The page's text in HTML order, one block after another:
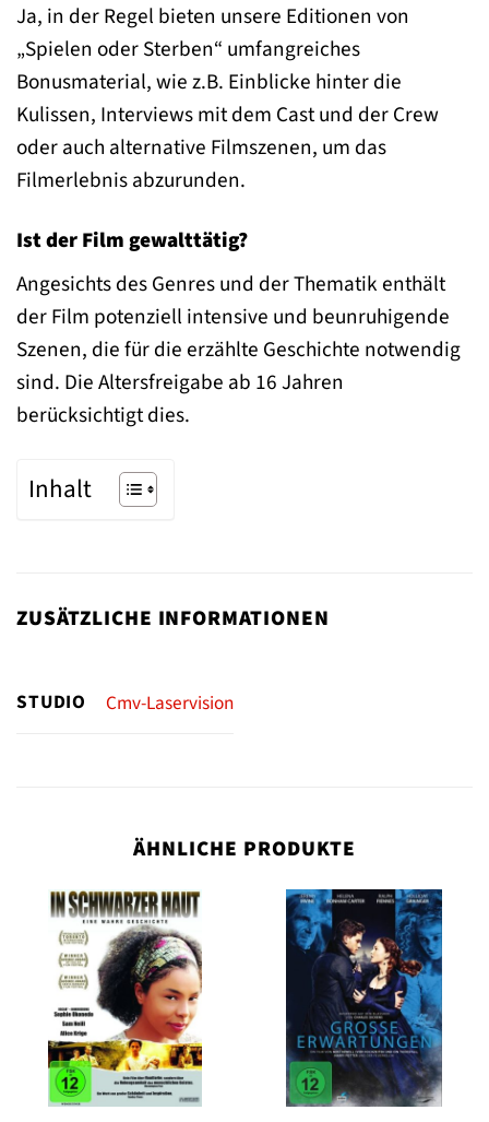
Ja, in der Regel bieten unsere Editionen von
„Spielen oder Sterben“ umfangreiches
Bonusmaterial, wie z.B. Einblicke hinter die
Kulissen, Interviews mit dem Cast und der Crew
oder auch alternative Filmszenen, um das
Filmerlebnis abzurunden.
Ist der Film gewalttätig?
Angesichts des Genres und der Thematik enthält
der Film potenziell intensive und beunruhigende
Szenen, die für die erzählte Geschichte notwendig
sind. Die Altersfreigabe ab 16 Jahren
berücksichtigt dies.
Inhalt
ZUSÄTZLICHE INFORMATIONEN
STUDIO Cmv-Laservision
ÄHNLICHE PRODUKTE